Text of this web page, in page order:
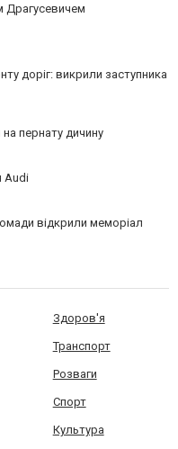
Драгусевичем
доріг: викрили заступника
пернату дичину
Audi
відкрили меморіал
Здоров'я
Транспорт
Розваги
Спорт
Культура